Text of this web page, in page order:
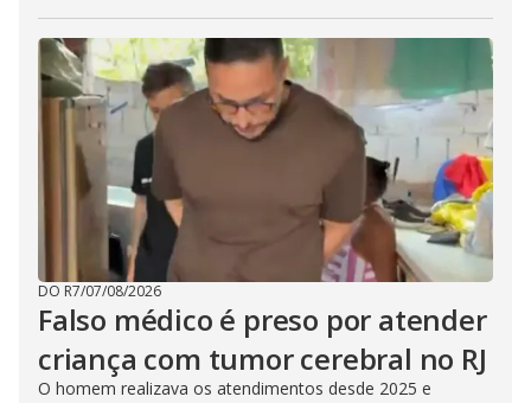
DO R7/07/08/2026
Falso médico é preso por atender
criança com tumor cerebral no RJ
O homem realizava os atendimentos desde 2025 e